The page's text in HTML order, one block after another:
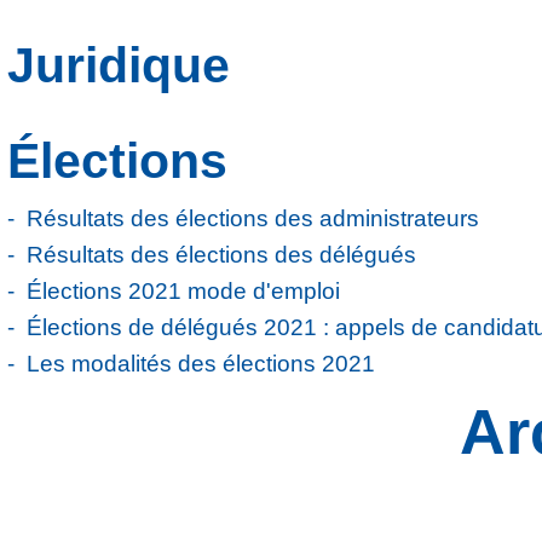
Juridique
Élections
Résultats des élections des administrateurs
Résultats des élections des délégués
Élections 2021 mode d'emploi
Élections de délégués 2021 : appels de
Les modalités des élections 2021